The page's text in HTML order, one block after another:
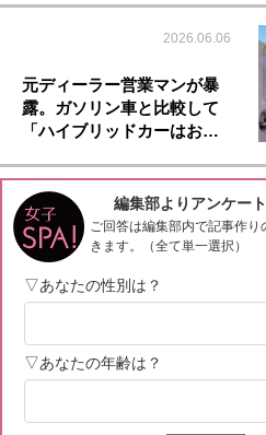
2026.06.06
元ディーラー営業マンが暴
露。ガソリン車と比較して
「ハイブリッドカーはお…